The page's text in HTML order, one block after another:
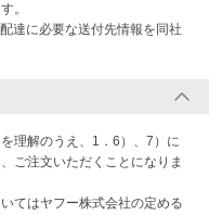
。
達に必要な送付先情報を同社
理解のうえ、1．6）、7）に
ご注文いただくことになりま
てはヤフー株式会社の定める